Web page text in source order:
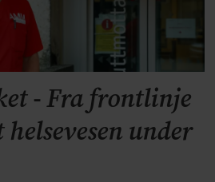
- Fra frontlinje
under